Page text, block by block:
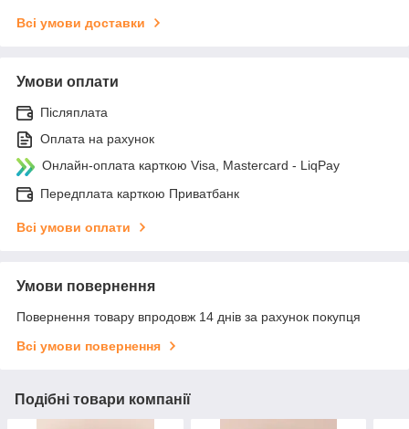
Всі умови доставки
Умови оплати
Післяплата
Оплата на рахунок
Онлайн-оплата карткою Visa, Mastercard - LiqPay
Передплата карткою Приватбанк
Всі умови оплати
Умови повернення
Повернення товару впродовж 14 днів за рахунок покупця
Всі умови повернення
Подібні товари компанії